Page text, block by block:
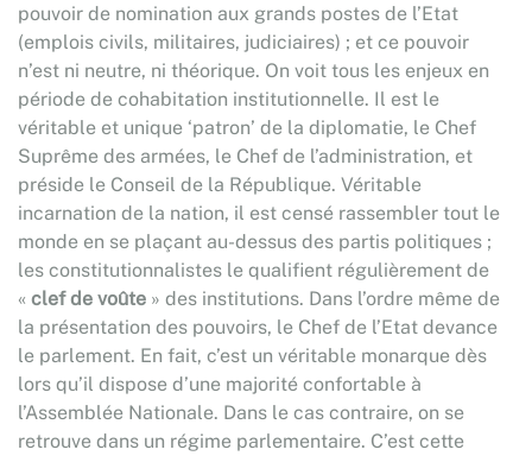
pouvoir de nomination aux grands postes de l’Etat
(emplois civils, militaires, judiciaires) ; et ce pouvoir
n’est ni neutre, ni théorique. On voit tous les enjeux en
période de cohabitation institutionnelle. Il est le
véritable et unique ‘patron’ de la diplomatie, le Chef
Suprême des armées, le Chef de l’administration, et
préside le Conseil de la République. Véritable
incarnation de la nation, il est censé rassembler tout le
monde en se plaçant au-dessus des partis politiques ;
les constitutionnalistes le qualifient régulièrement de
« clef de voûte » des institutions. Dans l’ordre même de
la présentation des pouvoirs, le Chef de l’Etat devance
le parlement. En fait, c’est un véritable monarque dès
lors qu’il dispose d’une majorité confortable à
l’Assemblée Nationale. Dans le cas contraire, on se
retrouve dans un régime parlementaire. C’est cette